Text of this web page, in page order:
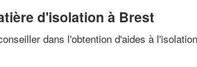
d'isolation à Brest
dans l'obtention d'aides à